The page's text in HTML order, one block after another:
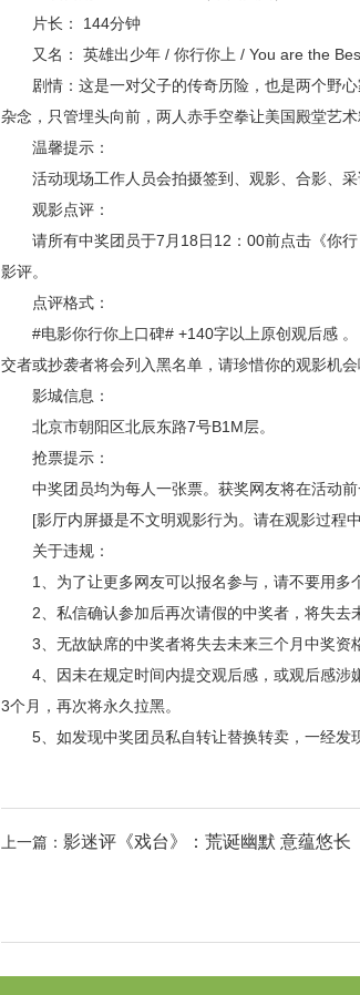
片长： 144分钟
又名： 英雄出少年 / 你行你上 / You are the
剧情：这是一对父子的传奇历险，也是两个野心
杂念，只管埋头向前，两人赤手空拳让美国殿堂艺术
温馨提示：
活动现场工作人员会拍摄签到、观影、合影、采
观影点评：
请所有中奖团员于7月18日12：00前点击《你行
影评。
点评格式：
#电影你行你上口碑# +140字以上原创观后感 。
交者或抄袭者将会列入黑名单，请珍惜你的观影机会
影城信息：
北京市朝阳区北辰东路7号B1M层。
抢票提示：
中奖团员均为每人一张票。获奖网友将在活动前
[影厅内屏摄是不文明观影行为。请在观影过程
关于违规：
1、为了让更多网友可以报名参与，请不要用多
2、私信确认参加后再次请假的中奖者，将失去未
3、无故缺席的中奖者将失去未来三个月中奖资
4、因未在规定时间内提交观后感，或观后感涉
3个月，再次将永久拉黑。
5、如发现中奖团员私自转让替换转卖，一经发
上一篇： 影迷评《戏台》：荒诞幽默 意蕴悠长